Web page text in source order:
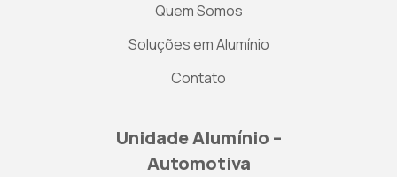
Quem Somos
Soluções em Alumínio
Contato
Unidade Alumínio –
Automotiva